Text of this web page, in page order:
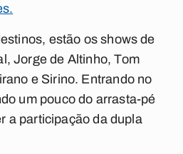
estão os shows de
Jorge de Altinho, Tom
e Sirino. Entrando no
um pouco do arrasta-pé
a participação da dupla